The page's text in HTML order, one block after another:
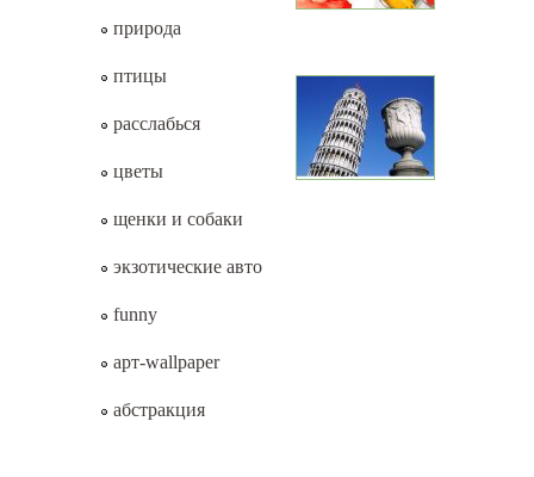
природа
птицы
расслабься
цветы
щенки и собаки
экзотические авто
funny
арт-wallpaper
абстракция